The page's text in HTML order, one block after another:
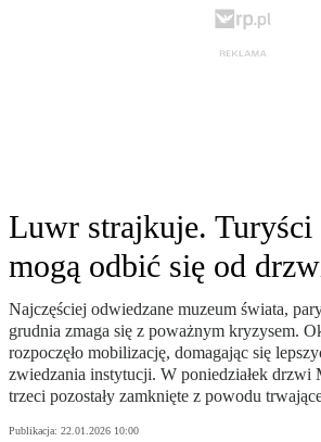
Luwr strajkuje. Turyści
mogą odbić się od
Najczęściej odwiedzane muzeum świata,
grudnia zmaga się z poważnym kryzysem.
rozpoczęło mobilizację, domagając się
zwiedzania instytucji. W poniedziałek drzwi
trzeci pozostały zamknięte z powodu
Publikacja: 22.01.2026 10:00